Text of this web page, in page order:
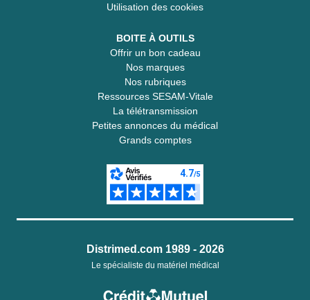
Utilisation des cookies
BOITE À OUTILS
Offrir un bon cadeau
Nos marques
Nos rubriques
Ressources SESAM-Vitale
La télétransmission
Petites annonces du médical
Grands comptes
Distrimed.com 1989 - 2026
Le spécialiste du matériel médical